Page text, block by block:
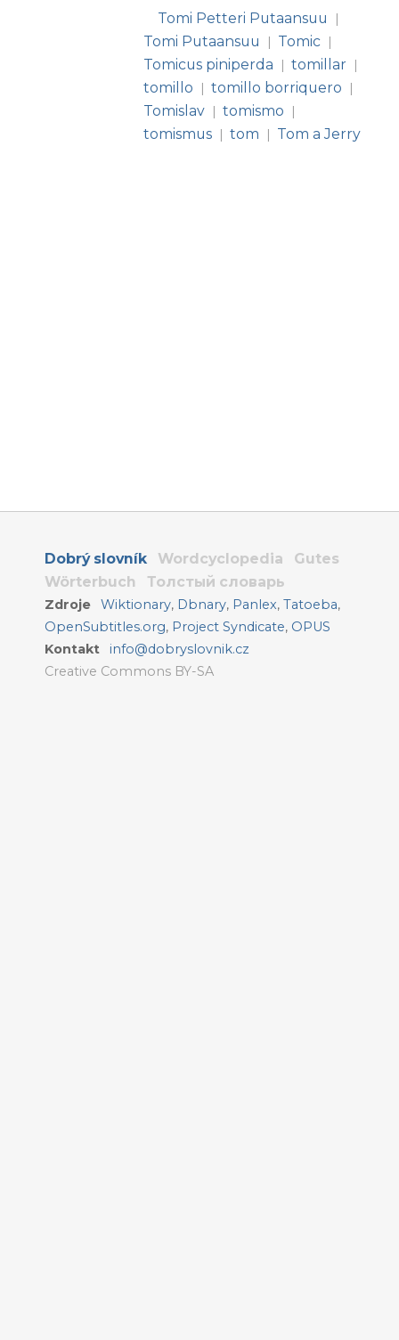
Tomi Petteri Putaansuu |
Tomi Putaansuu | Tomic |
Tomicus piniperda | tomillar |
tomillo | tomillo borriquero |
Tomislav | tomismo |
tomismus | tom | Tom a Jerry
Dobrý slovník Wordcyclopedia
Gutes
Wörterbuch
Толстый словарь
Zdroje Wiktionary, Dbnary, Panlex,Tatoeba,
OpenSubtitles.org, Project Syndicate, OPUS
Kontakt
info@dobryslovnik.cz
Creative Commons BY-SA